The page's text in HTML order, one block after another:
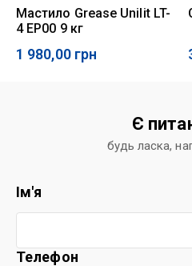
Мастило Grease Unilit LT-
4 EP00 9 кг
1 980,00 грн
Є
будь ласка,
Ім'я
Телефон